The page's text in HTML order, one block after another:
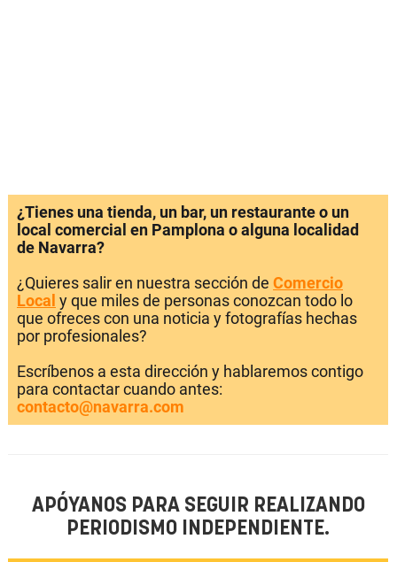
¿Tienes una tienda, un bar, un restaurante o un
local comercial en Pamplona o alguna localidad
de Navarra?
¿Quieres salir en nuestra sección de Comercio
Local y que miles de personas conozcan todo lo
que ofreces con una noticia y fotografías hechas
por profesionales?
Escríbenos a esta dirección y hablaremos contigo
para contactar cuando antes:
contacto@navarra.com
APÓYANOS PARA SEGUIR REALIZANDO
PERIODISMO INDEPENDIENTE.